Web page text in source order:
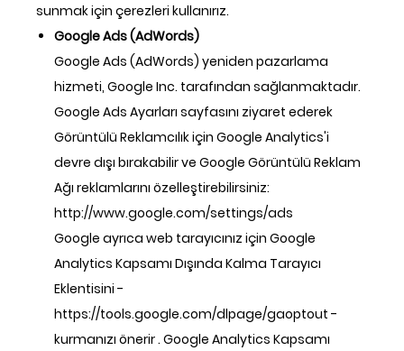
sunmak için çerezleri kullanırız.
Google Ads (AdWords)
Google Ads (AdWords) yeniden pazarlama
hizmeti, Google Inc. tarafından sağlanmaktadır.
Google Ads Ayarları sayfasını ziyaret ederek
Görüntülü Reklamcılık için Google Analytics'i
devre dışı bırakabilir ve Google Görüntülü Reklam
Ağı reklamlarını özelleştirebilirsiniz:
http://www.google.com/settings/ads
Google ayrıca web tarayıcınız için Google
Analytics Kapsamı Dışında Kalma Tarayıcı
Eklentisini -
https://tools.google.com/dlpage/gaoptout -
kurmanızı önerir . Google Analytics Kapsamı